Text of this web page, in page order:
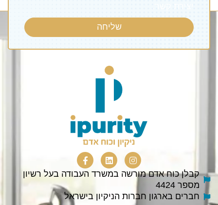
יצירת קשר.
שליחה
קבלן כוח אדם מורשה במשרד העבודה בעל רשיון
מספר 4424
חברים בארגון חברות הניקיון בישראל